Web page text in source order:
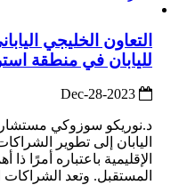
التعاون الخليجي
لليابان في منطقة
د.نوريكو سوزوكي مستشار
اليابان إلى تطوير
الإقليمية باعتباره أمرًا
المستقبل. وتعد الشراكات